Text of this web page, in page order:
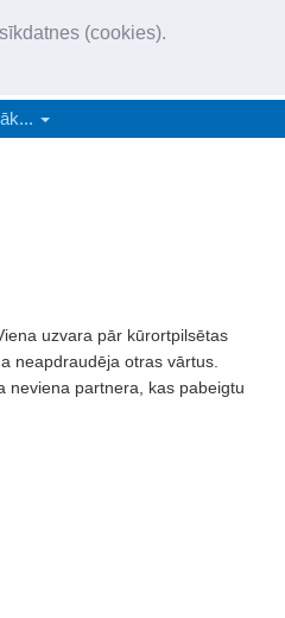
(cookies).
valodā aptver Daugavpils valstspilsētu,
uzvara pār kūrortpilsētas
neapdraudēja otras vārtus.
neviena partnera, kas pabeigtu